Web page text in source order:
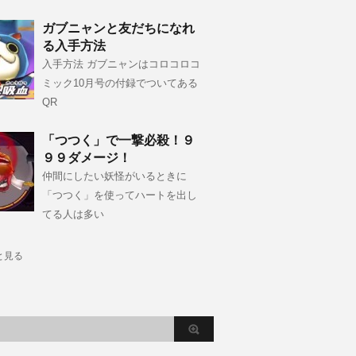
ガブニャンと友だちになれ
る入手方法
入手方法 ガブニャンはコロコロコ
ミック10月号の付録でついてある
QR
「つつく」で一撃必殺！９
９９ダメージ！
仲間にしたい妖怪がいるときに
「つつく」を使ってハートを出し
てる人は多い
見る